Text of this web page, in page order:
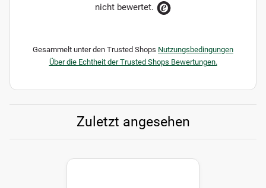
nicht bewertet.
Gesammelt unter den Trusted Shops Nutzungsbedingungen
Über die Echtheit der Trusted Shops Bewertungen.
Zuletzt angesehen